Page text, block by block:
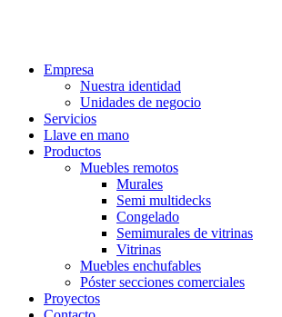
Empresa
Nuestra identidad
Unidades de negocio
Servicios
Llave en mano
Productos
Muebles remotos
Murales
Semi multidecks
Congelado
Semimurales de vitrinas
Vitrinas
Muebles enchufables
Póster secciones comerciales
Proyectos